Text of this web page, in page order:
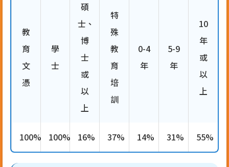
教
育
文
憑
學
士
碩
士、
博
士
或
以
上
特
殊
教
育
培
訓
0-4
年
5-9
年
10
年
或
以
上
100% 100% 16% 37% 14% 31% 55%